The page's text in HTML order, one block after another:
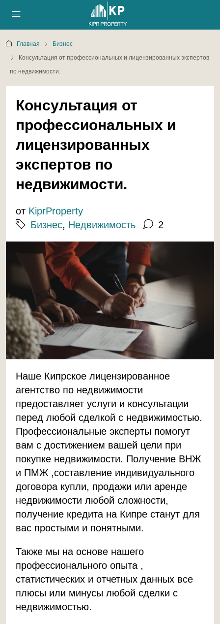
Главная
Бизнес
Консультация от профессиональных и лицензированных экспертов
по недвижимости.
Консультация от
профессиональных и
лицензированных
экспертов по
недвижимости.
от KiprProperty
Бизнес, Недвижимость 2
Наше Кипрское лицензированное
агентство по недвижимости
предоставляет услуги и консультации
перед любой сделкой с недвижимостью.
Профессиональные эксперты помогут
вам с достижением вашей цели при
покупке недвижимости. Получение ВНЖ
и ПМЖ ,составление индивидуального
договора купли, продажи или аренде
недвижимости любой сложности,
получение кредита на Кипре станут для
вас простыми и понятными.
Также мы на основе нашего
профессионального опыта ,
статистических и отчетных данных все
плюсы или минусы любой сделки с
недвижимостью.